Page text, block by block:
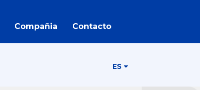
Compañia Contacto
ES